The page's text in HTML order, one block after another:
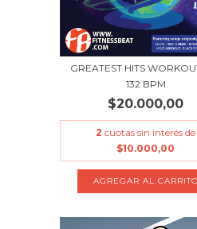
GREATEST HITS
132 BPM
$20.000,00
2 cuotas sin interés de
$10.000,00